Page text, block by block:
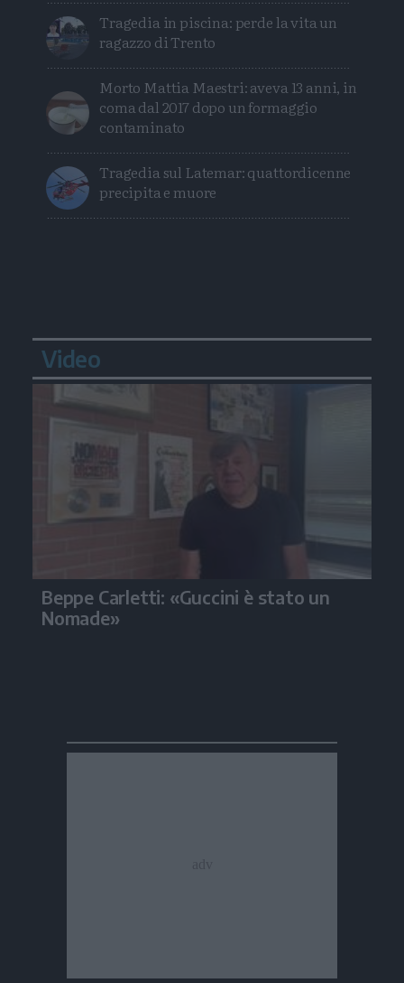
Tragedia in piscina: perde la vita un
ragazzo di Trento
Morto Mattia Maestri: aveva 13 anni, in
coma dal 2017 dopo un formaggio
contaminato
Tragedia sul Latemar: quattordicenne
precipita e muore
Video
Beppe Carletti: «Guccini è stato un
Nomade»